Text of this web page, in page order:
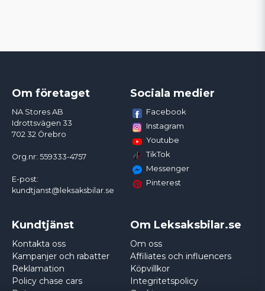
Om företaget
NA Stores AB
Idrottsvägen 33
702 32 Örebro
Org.nr: 559333-4757
E-post:
kundtjanst@leksaksbilar.se
Sociala medier
Facebook
Instagram
Youtube
TikTok
Messenger
Pinterest
Kundtjänst
Kontakta oss
Kampanjer och rabatter
Reklamation
Policy chase cars
Om Leksaksbilar.se
Om oss
Affiliates och influencers
Köpvillkor
Integritetspolicy